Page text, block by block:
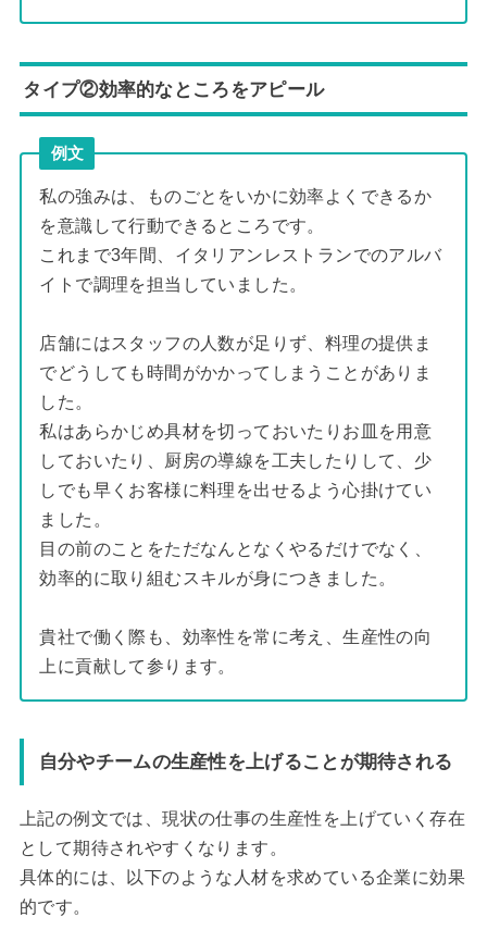
タイプ②効率的なところをアピール
例文
私の強みは、ものごとをいかに効率よくできるか
を意識して行動できるところです。
これまで3年間、イタリアンレストランでのアルバ
イトで調理を担当していました。
店舗にはスタッフの人数が足りず、料理の提供ま
でどうしても時間がかかってしまうことがありま
した。
私はあらかじめ具材を切っておいたりお皿を用意
しておいたり、厨房の導線を工夫したりして、少
しでも早くお客様に料理を出せるよう心掛けてい
ました。
目の前のことをただなんとなくやるだけでなく、
効率的に取り組むスキルが身につきました。
貴社で働く際も、効率性を常に考え、生産性の向
上に貢献して参ります。
自分やチームの生産性を上げることが期待される
上記の例文では、現状の仕事の生産性を上げていく存在
として期待されやすくなります。
具体的には、以下のような人材を求めている企業に効果
的です。